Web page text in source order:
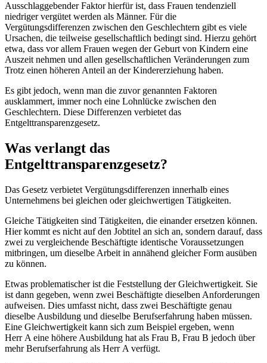
Ausschlaggebender Faktor hierfür ist, dass Frauen tendenziell
niedriger vergütet werden als Männer. Für die
Vergütungsdifferenzen zwischen den Geschlechtern gibt es viele
Ursachen, die teilweise gesellschaftlich bedingt sind. Hierzu gehört
etwa, dass vor allem Frauen wegen der Geburt von Kindern eine
Auszeit nehmen und allen gesellschaftlichen Veränderungen zum
Trotz einen höheren Anteil an der Kindererziehung haben.
Es gibt jedoch, wenn man die zuvor genannten Faktoren
ausklammert, immer noch eine Lohnlücke zwischen den
Geschlechtern. Diese Differenzen verbietet das
Entgelttransparenzgesetz.
Was verlangt das
Entgelttransparenzgesetz?
Das Gesetz verbietet Vergütungsdifferenzen innerhalb eines
Unternehmens bei gleichen oder gleichwertigen Tätigkeiten.
Gleiche Tätigkeiten sind Tätigkeiten, die einander ersetzen können.
Hier kommt es nicht auf den Jobtitel an sich an, sondern darauf, dass
zwei zu vergleichende Beschäftigte identische Voraussetzungen
mitbringen, um dieselbe Arbeit in annähend gleicher Form ausüben
zu können.
Etwas problematischer ist die Feststellung der Gleichwertigkeit. Sie
ist dann gegeben, wenn zwei Beschäftigte dieselben Anforderungen
aufweisen. Dies umfasst nicht, dass zwei Beschäftigte genau
dieselbe Ausbildung und dieselbe Berufserfahrung haben müssen.
Eine Gleichwertigkeit kann sich zum Beispiel ergeben, wenn
Herr A eine höhere Ausbildung hat als Frau B, Frau B jedoch über
mehr Berufserfahrung als Herr A verfügt.